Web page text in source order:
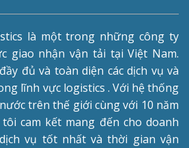
là một trong những công ty
giao nhận vận tải tại Việt Nam.
đủ và toàn diện các dịch vụ và
lĩnh vực logistics . Với hệ thống
trên thế giới cùng với 10 năm
cam kết mang đến cho doanh
vụ tốt nhất và thời gian vận